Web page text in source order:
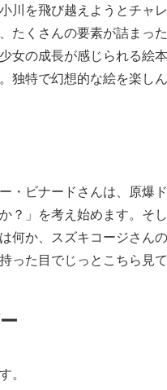
川を飛び越えようとチャ
たくさんの要素が詰まっ
女の成長が感じられる絵本
独特で幻想的な絵を楽しん
・ビナードさんは、原爆
？」を考え始めます。そ
何か、スズキコージさん
った目でじっとこちら見
。